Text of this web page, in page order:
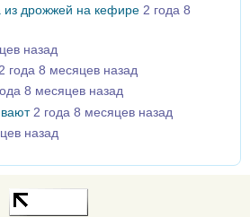
из дрожжей на кефире 2 года 8
назад
года 8 месяцев назад
8 месяцев назад
2 года 8 месяцев назад
назад